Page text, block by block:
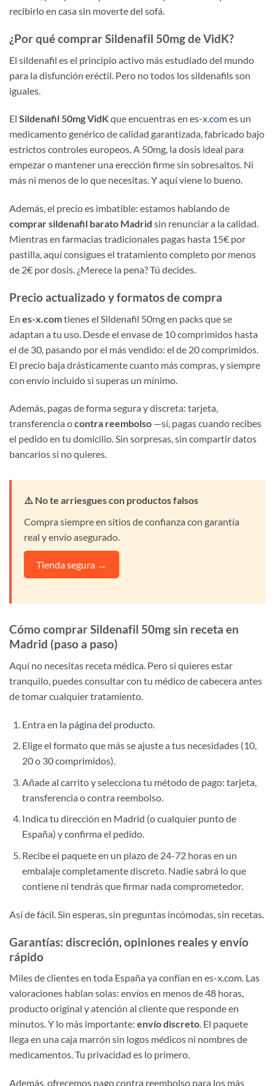
recibirlo en casa sin moverte del sofá.
¿Por qué comprar Sildenafil 50mg de VidK?
El sildenafil es el principio activo más estudiado del mundo
para la disfunción eréctil. Pero no todos los sildenafils son
iguales.
El Sildenafil 50mg VidKque encuentras en es-x.comes un
medicamento genérico de calidad garantizada, fabricado bajo
estrictos controles europeos. A 50mg, la dosis ideal para
empezar o mantener una erección firme sin sobresaltos. Ni
más ni menos de lo que necesitas. Y aquí viene lo bueno.
Además, el precio es imbatible: estamos hablando de
comprar sildenafil barato Madrid sin renunciar a la calidad.
Mientras en farmacias tradicionales pagas hasta 15€ por
pastilla, aquí consigues el tratamiento completo por menos
de 2€ por dosis. ¿Merece la pena? Tú decides.
Precio actualizado y formatos de compra
En es-x.comtienes el Sildenafil 50mg en packs que se
adaptan a tu uso. Desde el envase de 10 comprimidos hasta
el de 30, pasando por el más vendido: el de 20 comprimidos.
El precio baja drásticamente cuanto más compras, y siempre
con envío incluido si superas un mínimo.
Además, pagas de forma segura y discreta: tarjeta,
transferencia ocontra reembolso —sí, pagas cuando recibes
el pedido en tu domicilio. Sin sorpresas, sin compartir datos
bancarios si no quieres.
⚠️ No te arriesgues con productos falsos
Compra siempre en sitios de confianza con garantía
real y envío asegurado.
Tienda segura →
Cómo comprar Sildenafil 50mg sin receta en
Madrid (paso a paso)
Aquí no necesitas receta médica. Pero si quieres estar
tranquilo, puedes consultar con tu médico de cabecera antes
de tomar cualquier tratamiento.
Entra en la página del producto.
Elige el formato que más se ajuste a tus necesidades (10,
20 o 30 comprimidos).
Añade al carrito y selecciona tu método de pago: tarjeta,
transferencia o contra reembolso.
Indica tu dirección en Madrid (o cualquier punto de
España) y confirma el pedido.
Recibe el paquete en un plazo de 24-72 horas en un
embalaje completamente discreto. Nadie sabrá lo que
contiene ni tendrás que firmar nada comprometedor.
Así de fácil. Sin esperas, sin preguntas incómodas, sin recetas.
Garantías: discreción, opiniones reales y envío
rápido
Miles de clientes en toda España ya confían en es-x.com. Las
valoraciones hablan solas: envíos en menos de 48 horas,
producto original y atención al cliente que responde en
minutos. Y lo más importante: envío discreto. El paquete
llega en una caja marrón sin logos médicos ni nombres de
medicamentos. Tu privacidad es lo primero.
Además, ofrecemos pago contra reembolso para los más